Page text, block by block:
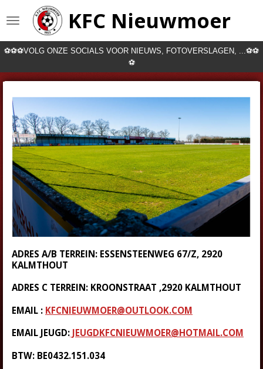
direct
de
KFC Nieuwmoer
⚽⚽⚽VOLG ONZE SOCIALS VOOR NIEUWS, FOTOVERSLAGEN, ...⚽⚽
⚽
ADRES A/B TERREIN: ESSENSTEENWEG 67/Z, 2920
KALMTHOUT
ADRES C TERREIN: KROONSTRAAT ,2920 KALMTHOUT
EMAIL : KFCNIEUWMOER@OUTLOOK.COM
EMAIL JEUGD: JEUGDKFCNIEUWMOER@HOTMAIL.COM
BTW: BE0432.151.034